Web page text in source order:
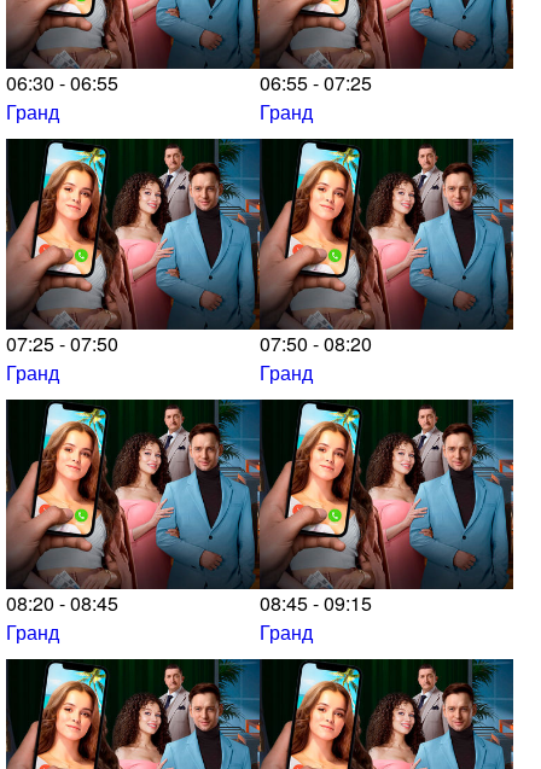
06:30 - 06:55
Гранд
06:55 - 07:25
Гранд
07:25 - 07:50
Гранд
07:50 - 08:20
Гранд
08:20 - 08:45
Гранд
08:45 - 09:15
Гранд